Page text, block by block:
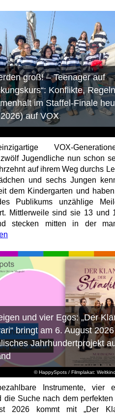
groß! – Teenager auf
Konflikte,
im Staffel-Finale
auf VOX
VOX-
Jugendliche nun schon
auf ihrem Weg durchs
und sechs Jungen
dem Kindergarten und
Publikums unzählige
Mittlerweile sind sie 13 und
stecken mitten in der
© HappySpots / Filmplakat:
und vier Egos: „Der
bringt am 6. August
Jahrhundertprojekt
Instrumente, vier
die Suche nach dem perfekten
2026 kommt mit „Der